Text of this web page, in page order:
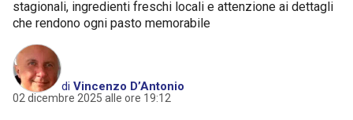
stagionali, ingredienti freschi locali e attenzione ai dettagli
che rendono ogni pasto memorabile
di Vincenzo D’Antonio
02 dicembre 2025 alle ore 19:12